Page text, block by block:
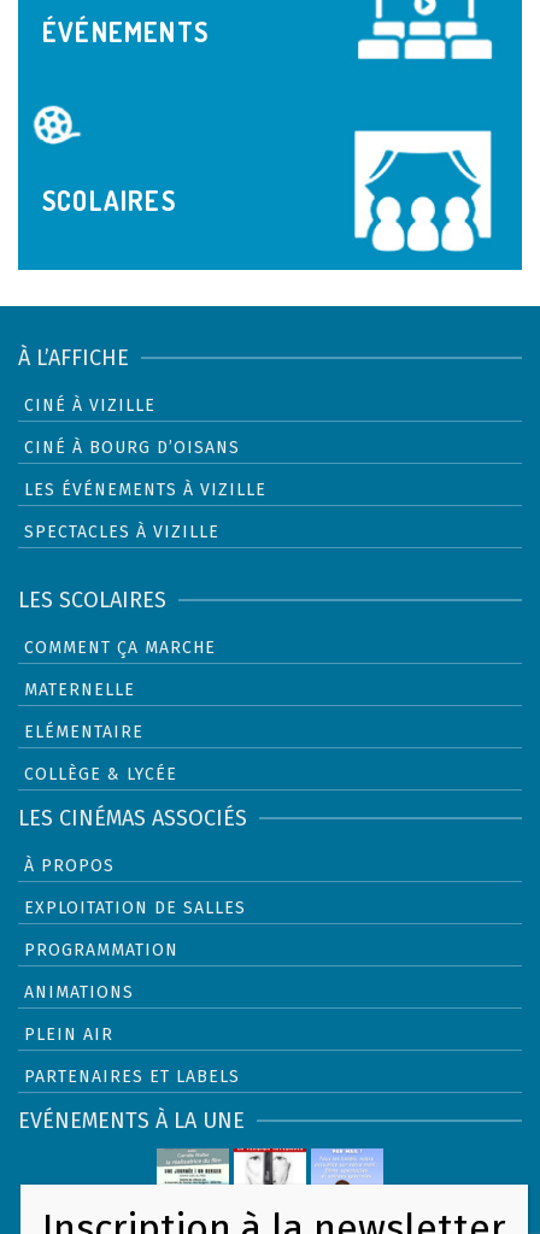
ÉVÉNEMENTS
SCOLAIRES
À L’AFFICHE
CINÉ À VIZILLE
CINÉ À BOURG D’OISANS
LES ÉVÉNEMENTS À VIZILLE
SPECTACLES À VIZILLE
LES SCOLAIRES
COMMENT ÇA MARCHE
MATERNELLE
ELÉMENTAIRE
COLLÈGE & LYCÉE
LES CINÉMAS ASSOCIÉS
À PROPOS
EXPLOITATION DE SALLES
PROGRAMMATION
ANIMATIONS
PLEIN AIR
PARTENAIRES ET LABELS
EVÉNEMENTS À LA UNE